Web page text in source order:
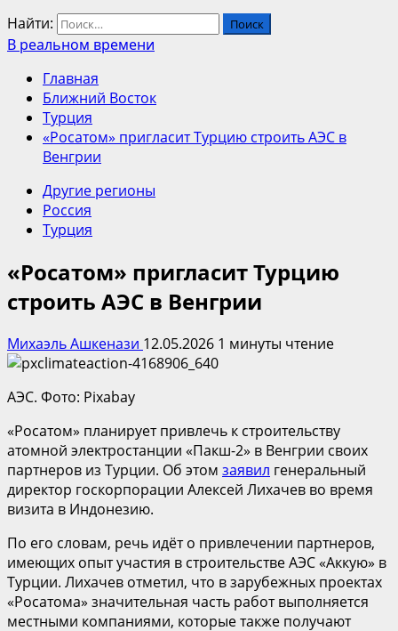
Найти:
В реальном времени
Главная
Ближний Восток
Турция
«Росатом» пригласит Турцию строить АЭС в
Венгрии
Другие регионы
Россия
Турция
«Росатом» пригласит Турцию
строить АЭС в Венгрии
Михаэль Ашкенази 12.05.2026 1 минуты чтение
АЭС. Фото: Pixabay
«Росатом» планирует привлечь к строительству
атомной электростанции «Пакш-2» в Венгрии своих
партнеров из Турции. Об этом заявил генеральный
директор госкорпорации Алексей Лихачев во время
визита в Индонезию.
По его словам, речь идёт о привлечении партнеров,
имеющих опыт участия в строительстве АЭС «Аккую» в
Турции. Лихачев отметил, что в зарубежных проектах
«Росатома» значительная часть работ выполняется
местными компаниями, которые также получают